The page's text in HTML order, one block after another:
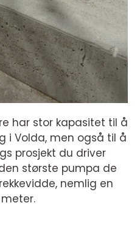
har stor kapasitet til å
i Volda, men også til å
prosjekt du driver
største pumpa de
nemlig en